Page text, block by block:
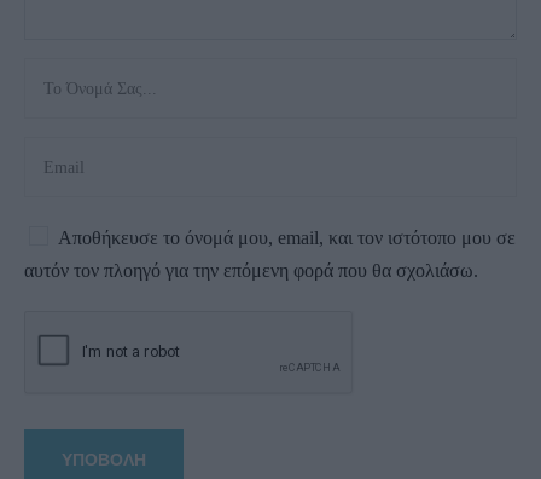
Αποθήκευσε το όνομά μου, email, και τον ιστότοπο μου σε
αυτόν τον πλοηγό για την επόμενη φορά που θα σχολιάσω.